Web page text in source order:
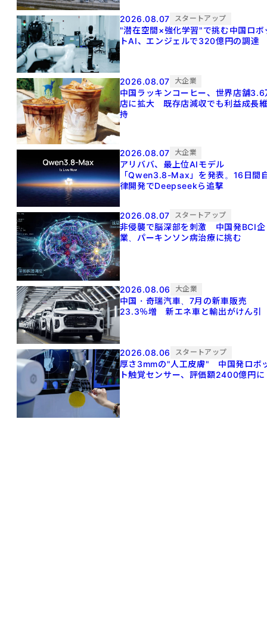
2026.08.07 スタートアップ
"潜在空間×強化学習"で挑む中国ロボ
トAI、エンジェルで320億円の調達
2026.08.07 大企業
中国ラッキンコーヒー、世界店舗3.6
店に拡大 既存店減収でも利益成長
持
2026.08.07 大企業
アリババ、最上位AIモデル
「Qwen3.8-Max」を発表。16日間
律開発でDeepseekら追撃
2026.08.07 スタートアップ
非侵襲で脳深部を刺激 中国発BCI企
業、パーキンソン病治療に挑む
2026.08.06 大企業
中国・奇瑞汽車、7月の新車販売
23.3％増 新エネ車と輸出がけん引
2026.08.06 スタートアップ
厚さ3mmの"人工皮膚" 中国発ロボ
ト触覚センサー、評価額2400億円に